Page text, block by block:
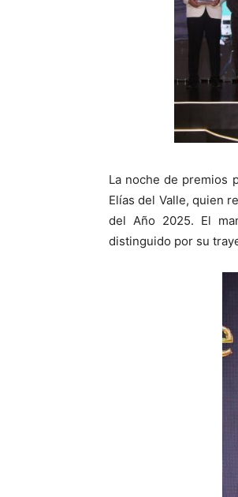
La noche de premios
Elías del Valle, quien
del Año 2025. El
distinguido por su